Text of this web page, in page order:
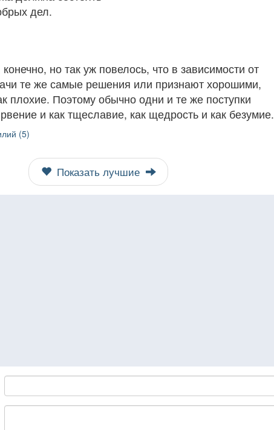
дел.
но так уж повелось, что в зависимости от
те же самые решения или признают хорошими,
плохие. Поэтому обычно одни и те же поступки
и как тщеславие, как щедрость и как безумие.
(5)
Показать лучшие